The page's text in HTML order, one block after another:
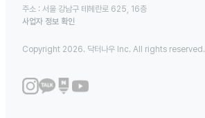
주소 : 서울 강남구 테헤란로 625, 16층
사업자 정보 확인
Copyright 2026. 닥터나우 Inc. All rights reserved.